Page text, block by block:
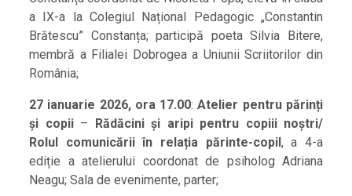
a IX-a la Colegiul Național Pedagogic „Constantin
Brătescu” Constanța; participă poeta Silvia Bitere,
membră a Filialei Dobrogea a Uniunii Scriitorilor din
România;
27 ianuarie 2026, ora 17.00:Atelier pentru părinți
și copii–
Rădăcini și aripi pentru copiii noștri/
Rolul comunicării în relația părinte-copil , a 4-a
ediție a atelierului coordonat de psiholog Adriana
Neagu; Sala de evenimente, parter;